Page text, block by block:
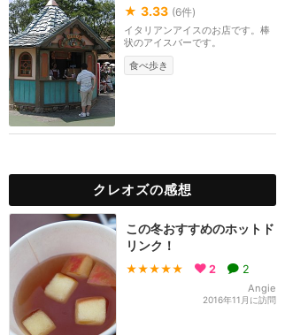
★ 3.33 (6件)
イタリアンアイスのお店です。棒
状のアイスバーです。
食べ歩き
クレオズの感想
この冬おすすめのホットド
リンク！
★★★★★ 2 2
Angie
2016年11月に訪問